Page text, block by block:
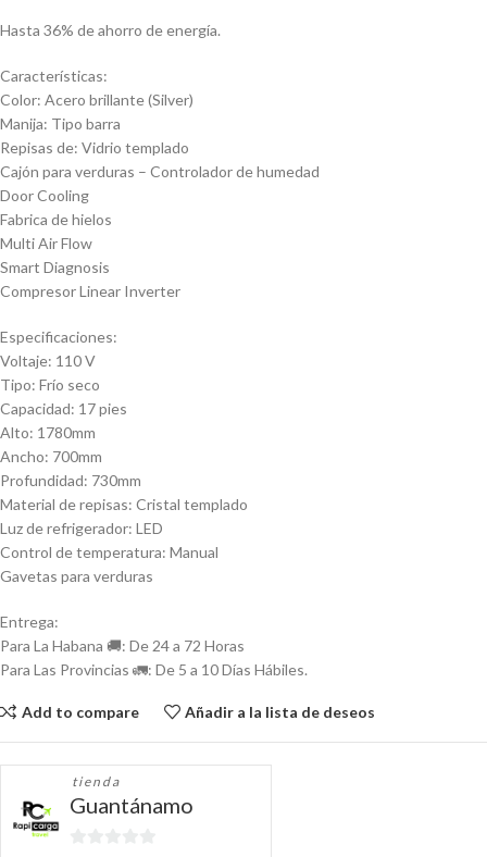
Hasta 36% de ahorro de energía.
Características:
Color: Acero brillante (Silver)
Manija: Tipo barra
Repisas de: Vidrio templado
Cajón para verduras – Controlador de humedad
Door Cooling
Fabrica de hielos
Multi Air Flow
Smart Diagnosis
Compresor Linear Inverter
Especificaciones:
Voltaje: 110 V
Tipo: Frío seco
Capacidad: 17 pies
Alto: 1780mm
Ancho: 700mm
Profundidad: 730mm
Material de repisas: Cristal templado
Luz de refrigerador: LED
Control de temperatura: Manual
Gavetas para verduras
Entrega:
Para La Habana 🚚: De 24 a 72 Horas
Para Las Provincias 🚛: De 5 a 10 Días Hábiles.
Add to compare Añadir a la lista de deseos
tienda
Guantánamo